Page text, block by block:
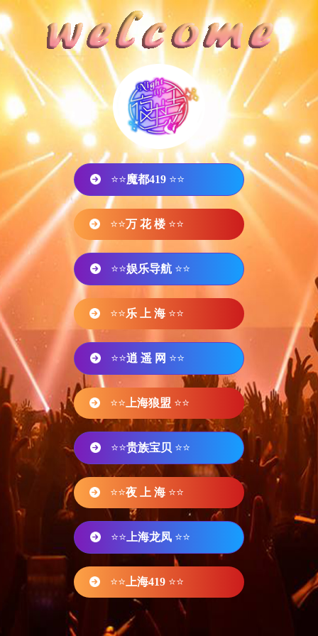
⭐⭐魔都419 ⭐⭐
⭐⭐万 花 楼 ⭐⭐
⭐⭐娱乐导航 ⭐⭐
⭐⭐乐 上 海 ⭐⭐
⭐⭐逍 遥 网 ⭐⭐
⭐⭐ 上海狼盟 ⭐⭐
⭐⭐贵族宝贝 ⭐⭐
⭐⭐夜 上 海 ⭐⭐
⭐⭐ 上海龙凤 ⭐⭐
⭐⭐ 上海419 ⭐⭐